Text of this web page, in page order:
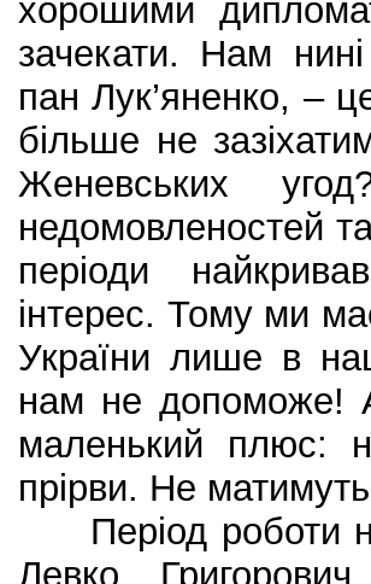
хорошими
зачекати. Нам
пан Лук’яненко, –
більше не
Женевських
недомовленостей
періоди
інтерес. Тому ми
України лише в
нам не допоможе!
маленький плюс:
прірви. Не
Період роботи
Левко